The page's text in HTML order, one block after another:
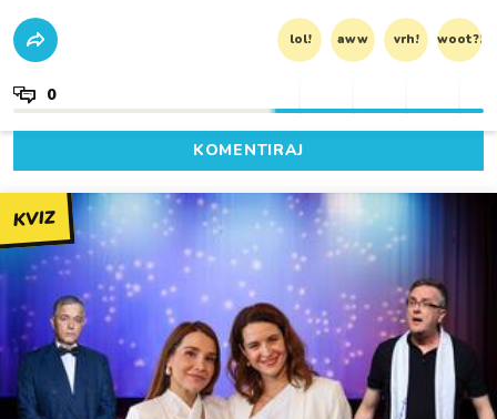
lol! aww vrh! woot?!
0
KOMENTIRAJ
KVIZ